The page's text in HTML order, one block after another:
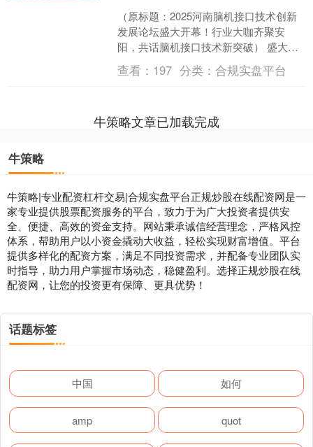
（原标题：2025河南脑机接口技术创新
发展论坛盛大开幕！行业大咖齐聚安
阳，共话脑机接口技术新突破） 盛大启
幕 为深入贯彻落实国家工业和信息化
部、国家发展改革委等....
查看： 197 分类：合规实盘平台
牛策略文章已加载完成
牛策略
牛策略|专业配资杠杆交易|合规实盘平台正规炒股在线配资网是一
家专业提供股票配资服务的平台，致力于为广大投资者提供安
全、便捷、高效的资金支持。网站秉承诚信经营理念，严格风控
体系，帮助用户以小资金撬动大收益，轻松实现财富增值。平台
提供多样化的配资方案，满足不同投资需求，并配备专业团队实
时指导，助力用户掌握市场动态，稳健盈利。选择正规炒股在线
配资网，让您的投资更有保障、更具优势！
话题标签
中国 如何
amp quot